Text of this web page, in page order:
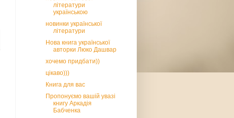
літератури
українською
новинки української
літератури
Нова книга української
авторки Люко Дашвар
хочемо придбати))
цікаво)))
Книга для вас
Пропонуємо вашій увазі
книгу Аркадія
Бабченка